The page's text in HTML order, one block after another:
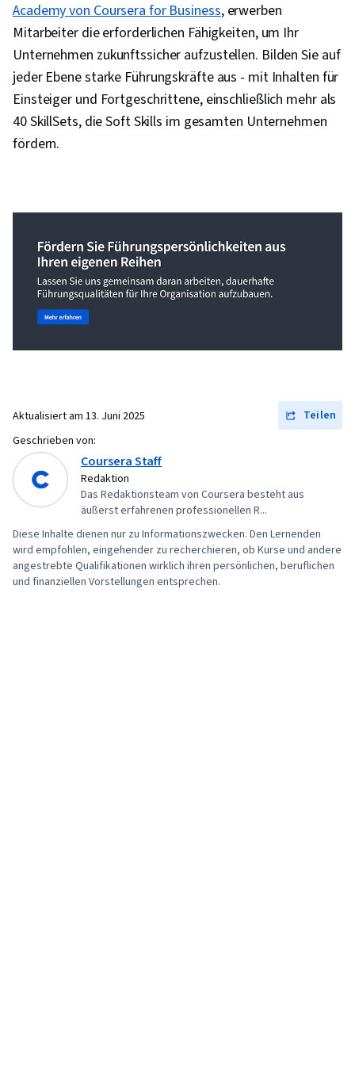
Academy von Coursera for Business, erwerben
Mitarbeiter die erforderlichen Fähigkeiten, um Ihr
Unternehmen zukunftssicher aufzustellen. Bilden Sie auf
jeder Ebene starke Führungskräfte aus - mit Inhalten für
Einsteiger und Fortgeschrittene, einschließlich mehr als
40 SkillSets, die Soft Skills im gesamten Unternehmen
fördern.
Aktualisiert am 13. Juni 2025
Teilen
Geschrieben von:
Coursera Staff
Redaktion
Das Redaktionsteam von Coursera besteht aus
äußerst erfahrenen professionellen R...
Diese Inhalte dienen nur zu Informationszwecken. Den Lernenden
wird empfohlen, eingehender zu recherchieren, ob Kurse und andere
angestrebte Qualifikationen wirklich ihren persönlichen, beruflichen
und finanziellen Vorstellungen entsprechen.